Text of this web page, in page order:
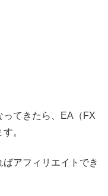
てきたら、EA（FX
。
アフィリエイトでき